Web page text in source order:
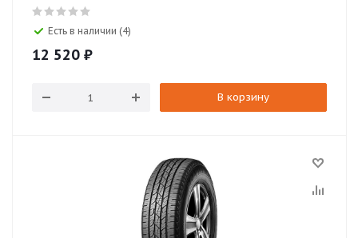
Есть в наличии (4)
12 520 ₽
В корзину